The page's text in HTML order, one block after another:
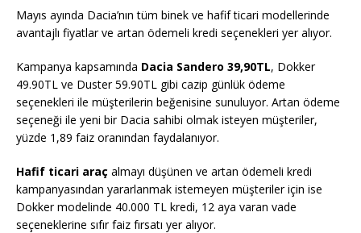
Mayıs ayında Dacia’nın tüm binek ve hafif ticari modellerinde
avantajlı fiyatlar ve artan ödemeli kredi seçenekleri yer alıyor.
Kampanya kapsamında Dacia Sandero 39,90TL, Dokker
49.90TL ve Duster 59.90TL gibi cazip günlük ödeme
seçenekleri ile müşterilerin beğenisine sunuluyor. Artan ödeme
seçeneği ile yeni bir Dacia sahibi olmak isteyen müşteriler,
yüzde 1,89 faiz oranından faydalanıyor.
Hafif ticari araç almayı düşünen ve artan ödemeli kredi
kampanyasından yararlanmak istemeyen müşteriler için ise
Dokker modelinde 40.000 TL kredi, 12 aya varan vade
seçeneklerine sıfır faiz fırsatı yer alıyor.